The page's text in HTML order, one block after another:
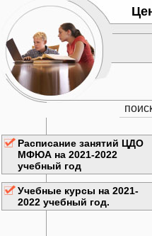
Расписание занятий ЦДО
МФЮА на 2021-2022
учебный год
Учебные курсы на 2021-
2022 учебный год.